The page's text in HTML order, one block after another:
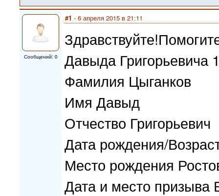
Сообщений: 0
#1 - 6 апреля 2015 в 21:11
Давыда Григорьевича
Фамилия Цыганков
Имя Давыд
Отчество Григорьевич
Дата рождения/
Место рождения
Дата и место призыва